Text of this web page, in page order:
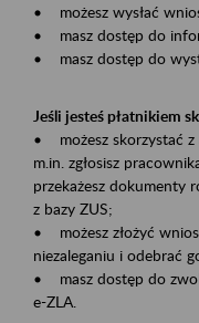
• możesz wysłać
• masz dostęp do
• masz dostęp do
Jeśli jesteś płatnikiem
• możesz skorzystać z
m.in. zgłosisz
przekażesz dokumenty
z bazy ZUS;
• możesz złożyć
niezaleganiu i odebrać
• masz dostęp do
e-ZLA.